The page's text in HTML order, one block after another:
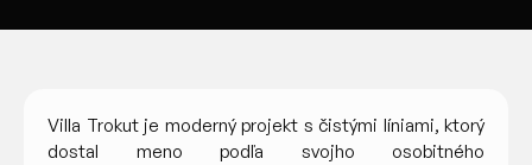
Villa Trokut je moderný projekt s čistými líniami, ktorý
dostal meno podľa svojho osobitného